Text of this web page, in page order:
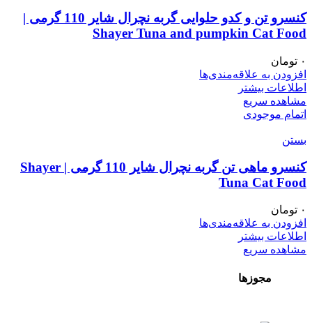
کنسرو تن و کدو حلوایی گربه نچرال شایر 110 گرمی |
Shayer Tuna and pumpkin Cat Food
۰ تومان
افزودن به علاقه‌مندی‌ها
اطلاعات بیشتر
مشاهده سریع
اتمام موجودی
بستن
کنسرو ماهی تن گربه نچرال شایر 110 گرمی | Shayer
Tuna Cat Food
۰ تومان
افزودن به علاقه‌مندی‌ها
اطلاعات بیشتر
مشاهده سریع
مجوزها